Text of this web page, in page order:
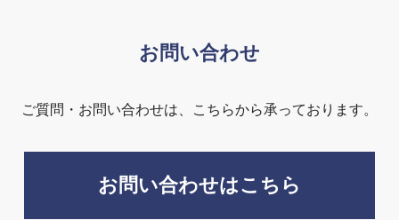
お問い合わせ
ご質問・お問い合わせは、こちらから承っております。
お問い合わせはこちら